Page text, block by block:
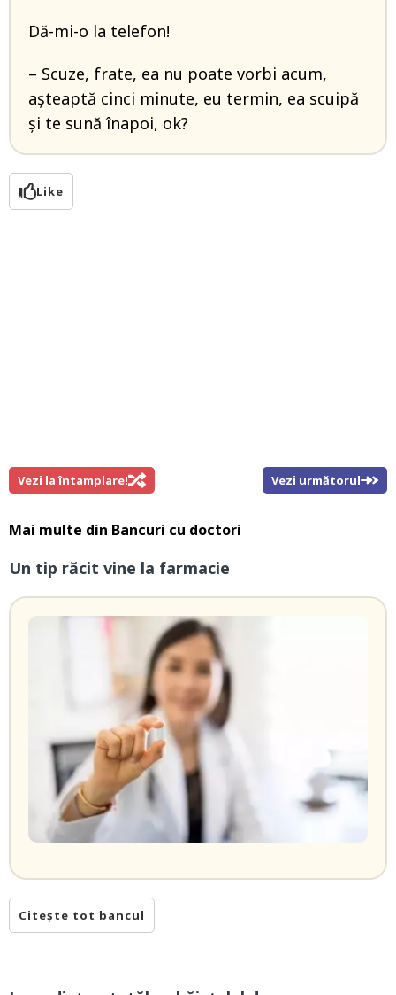
Dă-mi-o la telefon!
– Scuze, frate, ea nu poate vorbi acum,
așteaptă cinci minute, eu termin, ea scuipă
și te sună înapoi, ok?
Like
Vezi la întamplare! Vezi următorul
Mai multe din Bancuri cu doctori
Un tip răcit vine la farmacie
Citește tot bancul